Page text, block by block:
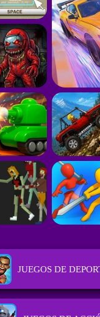
JUEGOS DE